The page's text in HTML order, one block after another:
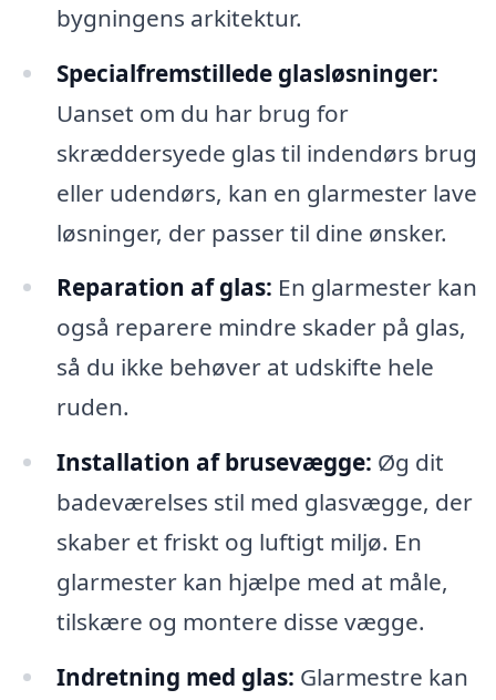
bygningens arkitektur.
Specialfremstillede glasløsninger:
Uanset om du har brug for
skræddersyede glas til indendørs brug
eller udendørs, kan en glarmester lave
løsninger, der passer til dine ønsker.
Reparation af glas: En glarmester kan
også reparere mindre skader på glas,
så du ikke behøver at udskifte hele
ruden.
Installation af brusevægge: Øg dit
badeværelses stil med glasvægge, der
skaber et friskt og luftigt miljø. En
glarmester kan hjælpe med at måle,
tilskære og montere disse vægge.
Indretning med glas: Glarmestre kan